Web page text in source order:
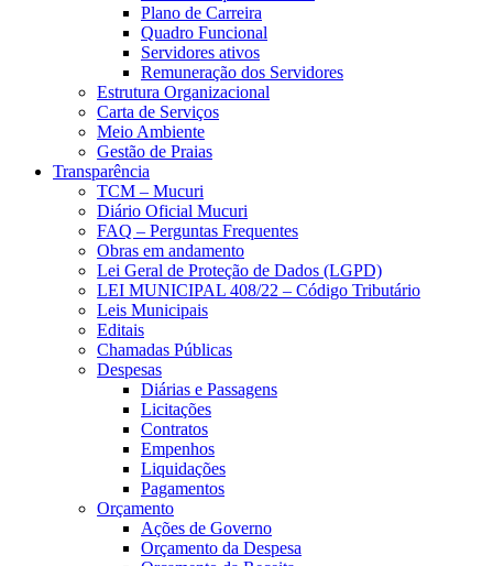
Plano de Carreira
Quadro Funcional
Servidores ativos
Remuneração dos Servidores
Estrutura Organizacional
Carta de Serviços
Meio Ambiente
Gestão de Praias
Transparência
TCM – Mucuri
Diário Oficial Mucuri
FAQ – Perguntas Frequentes
Obras em andamento
Lei Geral de Proteção de Dados (LGPD)
LEI MUNICIPAL 408/22 – Código Tributário
Leis Municipais
Editais
Chamadas Públicas
Despesas
Diárias e Passagens
Licitações
Contratos
Empenhos
Liquidações
Pagamentos
Orçamento
Ações de Governo
Orçamento da Despesa